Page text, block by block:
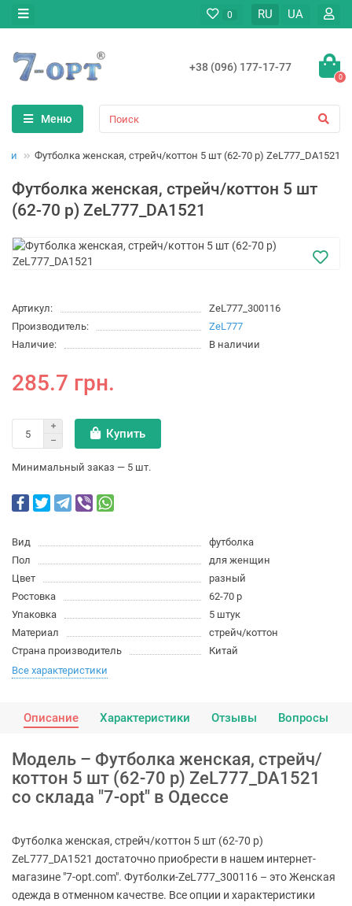
0 RU UA
+38 (096) 177-17-77
0
Меню
Футболка женская, стрейч/коттон 5 шт (62-70 р) ZeL777_DA1521
Футболка женская, стрейч/коттон 5 шт
(62-70 р) ZeL777_DA1521
Артикул:
ZeL777_300116
Производитель:
ZeL777
Наличие:
В наличии
285.7 грн.
Купить
Минимальный заказ — 5 шт.
Вид
футболка
Пол
для женщин
Цвет
разный
Ростовка
62-70 р
Упаковка
5 штук
Материал
стрейч/коттон
Страна производитель
Китай
Все характеристики
Описание Характеристики Отзывы Вопросы
Модель – Футболка женская, стрейч/
коттон 5 шт (62-70 р) ZeL777_DA1521
со склада "7-opt" в Одессе
Футболка женская, стрейч/коттон 5 шт (62-70 р)
ZeL777_DA1521 достаточно приобрести в нашем интернет-
магазине "7-opt.com". Футболки-ZeL777_300116 – это Женская
одежда в отменном качестве. Все опции и характеристики